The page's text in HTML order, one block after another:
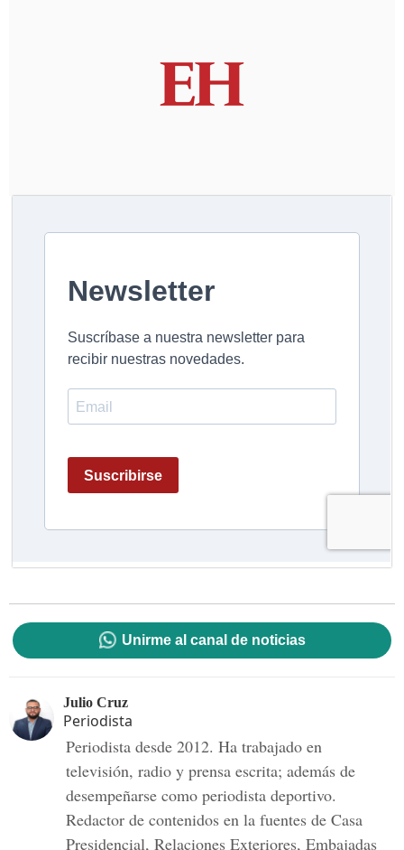
Unirme al canal de noticias
Julio Cruz
Periodista
Periodista desde 2012. Ha trabajado en
televisión, radio y prensa escrita; además de
desempeñarse como periodista deportivo.
Redactor de contenidos en la fuentes de Casa
Presidencial, Relaciones Exteriores, Embajadas